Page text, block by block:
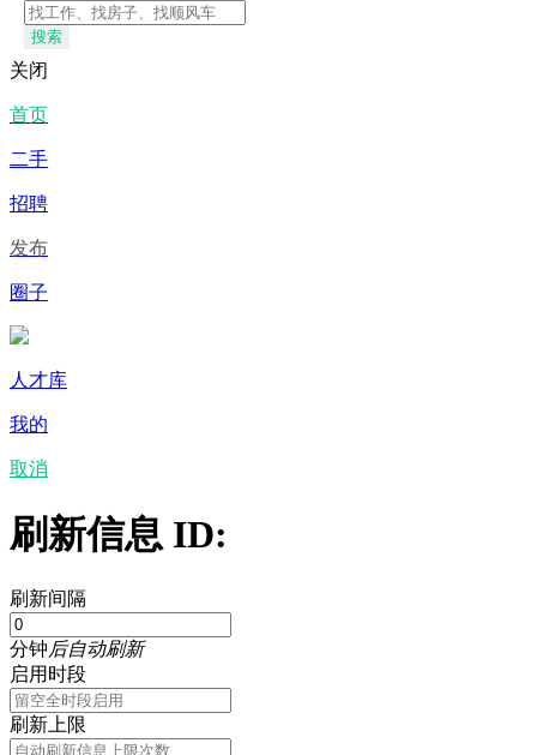
搜索
关闭
首页
二手
招聘
发布
圈子
人才库
我的
取消
刷新信息 ID:
刷新间隔
分钟后自动刷新
启用时段
刷新上限